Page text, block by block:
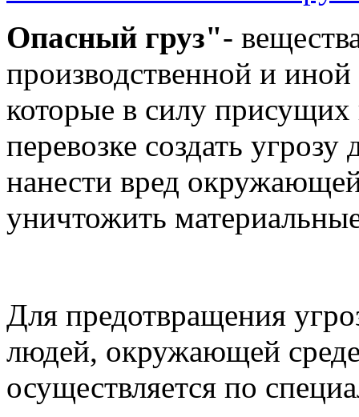
Опасный груз"-
производственной и иной
которые в силу
перевозке создать
нанести вред
уничтожить
Для предотвращения
людей, окружающей
осуществляется по